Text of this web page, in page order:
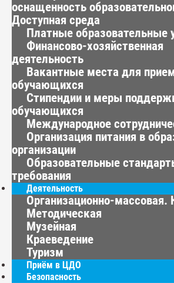
оснащенность
Доступная среда
Платные образовательные
Финансово-хозяйственная
деятельность
Вакантные места для
обучающихся
Стипендии и меры
обучающихся
Международное
Организация питания в
организации
Образовательные
требования
Деятельность
Организационно-массовая.
Методическая
Музейная
Краеведение
Туризм
Приём в ЦДО
Безопасность